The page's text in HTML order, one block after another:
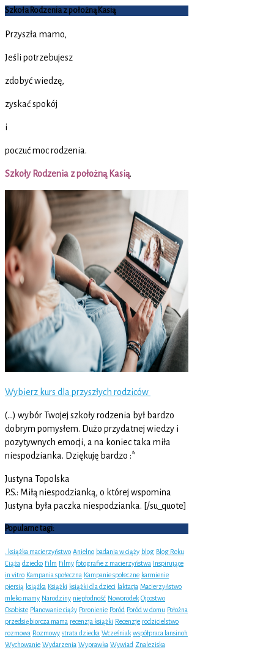
Szkoła Rodzenia z położną Kasią
Przyszła mamo,
Jeśli potrzebujesz
zdobyć wiedzę,
zyskać spokój
i
poczuć moc rodzenia.
Szkoły Rodzenia z położną Kasią.
Wybierz kurs dla przyszłych rodziców
(…) wybór Twojej szkoły rodzenia był bardzo
dobrym pomysłem. Dużo przydatnej wiedzy i
pozytywnych emocji, a na koniec taka miła
niespodzianka. Dziękuję bardzo :*
Justyna Topolska
P.S.: Miłą niespodzianką, o której wspomina
Justyna była paczka niespodzianka. [/su_quote]
Popularne tagi:
. książka macierzyństwo Anielno badania w ciąży blog Blog Roku
Ciąża dziecko Film Filmy fotografie z macierzyństwa Inspirujące
in vitro Kampania społeczna Kampanie społeczne karmienie
piersią książka Książki książki dla dzieci laktacja Macierzyństwo
mleko mamy Narodziny niepłodność Noworodek Ojcostwo
Osobiste Planowanie ciąży Poronienie Poród Poród w domu Położna
przedsiębiorcza mama recenzja książki Recenzje rodzicielstwo
rozmowa Rozmowy strata dziecka Wcześniak współpraca lansinoh
Wychowanie Wydarzenia Wyprawka Wywiad Znaleziska